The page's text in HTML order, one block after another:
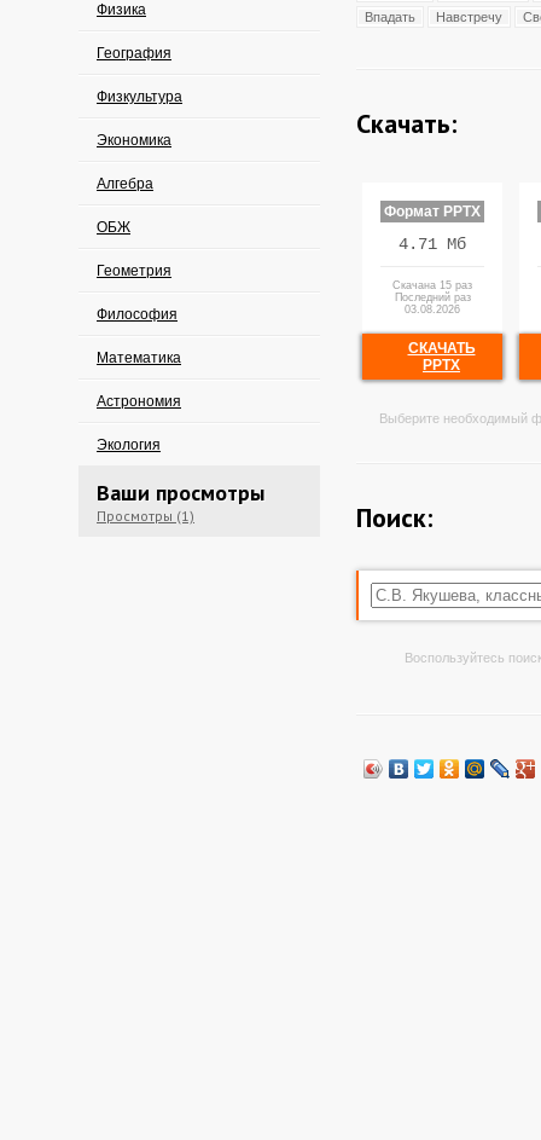
Физика
География
Физкультура
Экономика
Алгебра
ОБЖ
Геометрия
Философия
Математика
Астрономия
Экология
Ваши просмотры
Просмотры (1)
Впадать
Навстречу
Скачать:
Формат PPTX
4.71 Мб
Скачана 15 раз
Последний раз
03.08.2026
СКАЧАТЬ
PPTX
Выберите необходимый
Поиск:
Воспользуйтесь